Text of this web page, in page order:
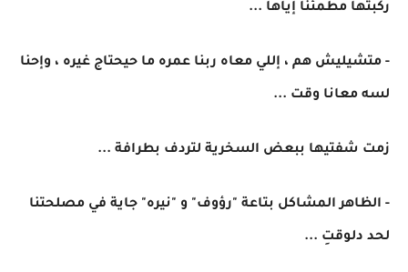
ركبتها مطمئنًا إياها ...
- متشيليش هم ، إللي معاه ربنا عمره ما حيحتاج غيره ، وإحنا
لسه معانا وقت ...
زمت شفتيها ببعض السخرية لتردف بطرافة ...
- الظاهر المشاكل بتاعة "رؤوف" و "نيره" جاية في مصلحتنا
لحد دلوقتِ ...